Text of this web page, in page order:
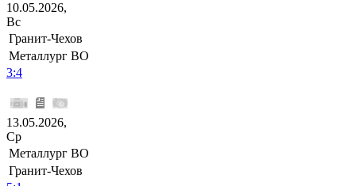
10.05.2026,
Вс
Гранит-Чехов
Металлург ВО
3:4
13.05.2026,
Ср
Металлург ВО
Гранит-Чехов